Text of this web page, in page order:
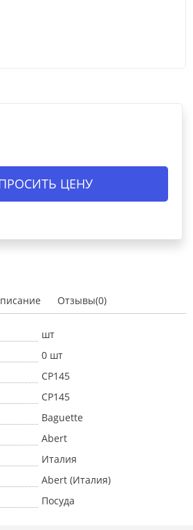
ЦЕНУ
Отзывы(0)
шт
0 шт
CP145
CP145
Baguette
Abert
Италия
Abert (Италия)
Посуда